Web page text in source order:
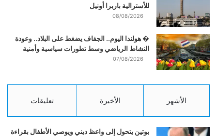
للأسترالية باربرا أونيل
08/08/2026
� هولندا اليوم.. الجفاف يضغط على البلاد.. وعودة
النشاط الرياضي وسط تطورات سياسية وأمنية
07/08/2026
الأشهر الأخيرة تعليقات
بوتين يتحول إلى واعظ ديني ويوصي الأطفال بقراءة